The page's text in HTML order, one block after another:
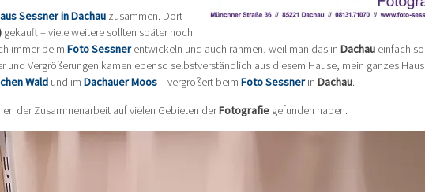
Sessner in Dachau zusammen. Dort
gekauft – viele weitere sollten später noch
immer beim Foto Sessnerentwickeln und auch rahmen, weil man das in Dachau einfach so
Vergrößerungen kamen ebenso selbstverständlich aus diesem Hause, mein ganzes Haus
Wald und im Dachauer Moos– vergrößert beim Foto Sessnerin Dachau.
der Zusammenarbeit auf vielen Gebieten derFotografie gefunden haben.